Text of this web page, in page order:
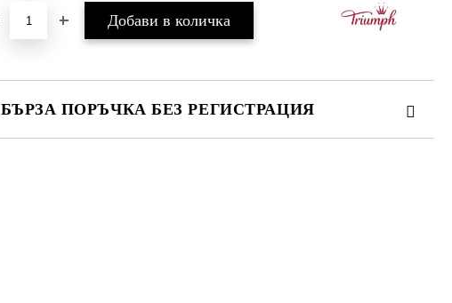
БЪРЗА ПОРЪЧКА БЕЗ РЕГИСТРАЦИЯ